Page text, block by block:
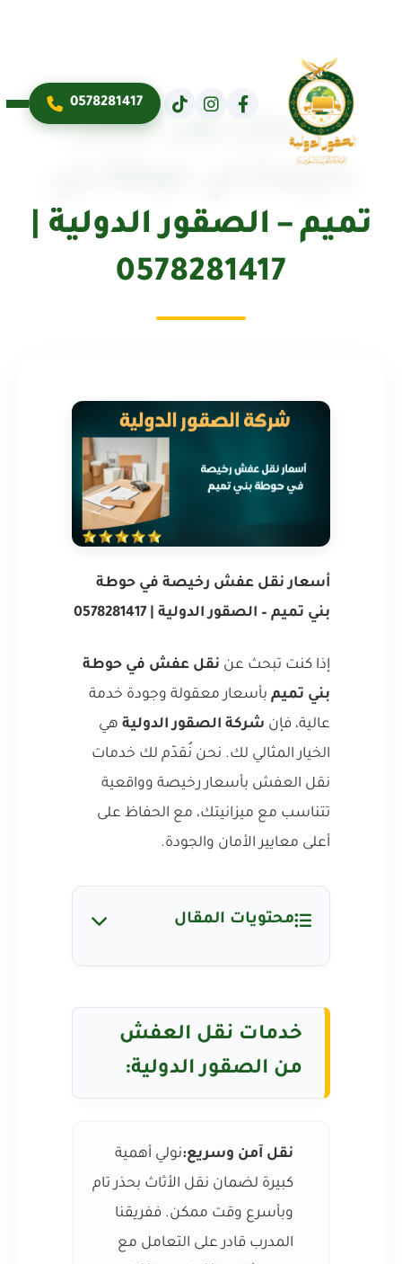
0578281417
أسعار نقل عفش
تميم – الصقور الدولية |
0578281417
أسعار نقل عفش رخيصة في حوطة
بني تميم – الصقور الدولية | 0578281417
إذا كنت تبحث عن نقل عفش في حوطة
بني تميم بأسعار معقولة وجودة خدمة
عالية، فإن شركة الصقور الدولية هي
الخيار المثالي لك. نحن نُقدّم لك خدمات
نقل العفش بأسعار رخيصة وواقعية
تتناسب مع ميزانيتك، مع الحفاظ على
أعلى معايير الأمان والجودة.
محتويات المقال
خدمات نقل العفش
من الصقور الدولية:
نقل آمن وسريع:نولي أهمية
كبيرة لضمان نقل الأثاث بحذر تام
وبأسرع وقت ممكن. ففريقنا
المدرب قادر على التعامل مع